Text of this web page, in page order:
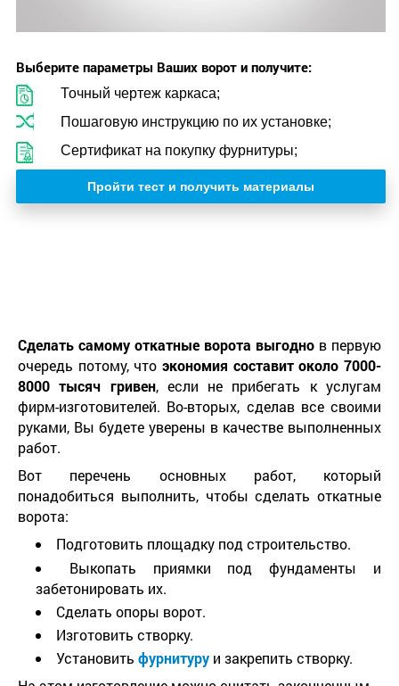
Выберите параметры Ваших ворот и получите:
Точный чертеж каркаса;
Пошаговую инструкцию по их установке;
Сертификат на покупку фурнитуры;
Пройти тест и получить материалы
Сделать самому откатные ворота выгодно в первую
очередь потому, что экономия составит около 7000-
8000 тысяч гривен, если не прибегать к услугам
фирм-изготовителей. Во-вторых, сделав все своими
руками, Вы будете уверены в качестве выполненных
работ.
Вот перечень основных работ, который
понадобиться выполнить, чтобы сделать откатные
ворота:
Подготовить площадку под строительство.
Выкопать приямки под фундаменты и
забетонировать их.
Сделать опоры ворот.
Изготовить створку.
Установить фурнитуру и закрепить створку.